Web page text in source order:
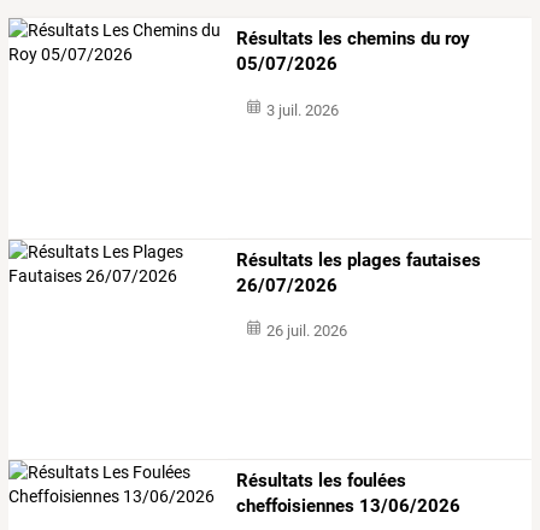
Résultats les chemins du roy
05/07/2026
3 juil. 2026
Résultats les plages fautaises
26/07/2026
26 juil. 2026
Résultats les foulées
cheffoisiennes 13/06/2026